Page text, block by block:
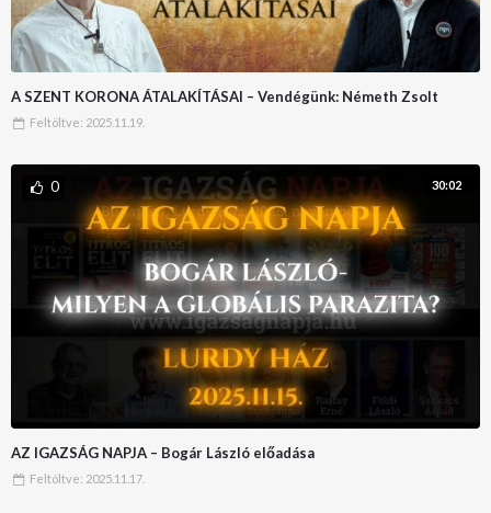
A SZENT KORONA ÁTALAKÍTÁSAI – Vendégünk: Németh Zsolt
Feltöltve: 2025.11.19.
30:02
0
AZ IGAZSÁG NAPJA – Bogár László előadása
Feltöltve: 2025.11.17.